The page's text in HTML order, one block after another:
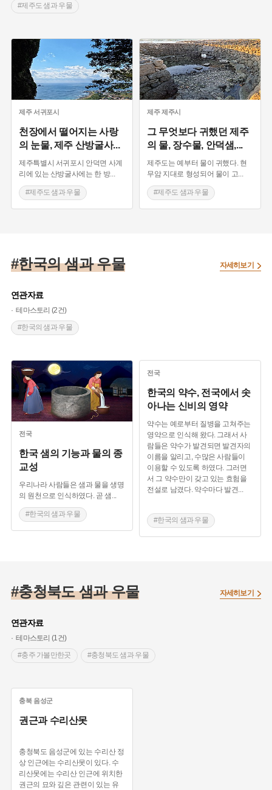
#제주도 샘과 우물
제주서귀포시
천장에서 떨어지는 사랑
의 눈물, 제주 산방굴사...
제주특별시 서귀포시 안덕면 사계
리에 있는 산방굴사에는 한 방...
#제주도 샘과 우물
제주제주시
그 무엇보다 귀했던 제주
의 물, 장수물, 안덕샘,...
제주도는 예부터 물이 귀했다. 현
무암 지대로 형성되어 물이 고...
#제주도 샘과 우물
#한국의 샘과 우물
연관자료
테마스토리 (2건)
#한국의 샘과 우물
자세히보기
전국
한국 샘의 기능과 물의 종
교성
우리나라 사람들은 샘과 물을 생명
의 원천으로 인식하였다. 곧 샘
#한국의 샘과 우물
전국
한국의 약수, 전국에서 솟
아나는 신비의 영약
약수는 예로부터 질병을 고쳐주는
영약으로 인식해 왔다. 그래서 사
람들은 약수가 발견되면 발견자의
이름을 알리고, 수많은 사람들이
이용할 수 있도록 하였다. 그러면
서 그 약수만이 갖고 있는 효험을
전설로 남겼다. 약수마다 발견
#한국의 샘과 우물
#충청북도 샘과 우물
연관자료
테마스토리 (1건)
#충주 가볼만한곳
#충청북도 샘과 우물
자세히보기
충북 음성군
권근과 수리산못
충청북도 음성군에 있는 수리산 정
상 인근에는 수리산못이 있다. 수
리산못에는 수리산 인근에 위치한
권근의 묘와 깊은 관련이 있는 유